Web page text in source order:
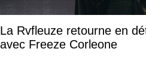
La Rvfleuze retourne en
avec Freeze Corleone